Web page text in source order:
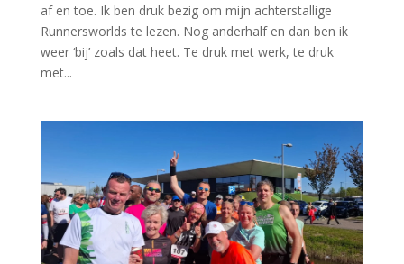
af en toe. Ik ben druk bezig om mijn achterstallige
Runnersworlds te lezen. Nog anderhalf en dan ben ik
weer ‘bij’ zoals dat heet. Te druk met werk, te druk
met...